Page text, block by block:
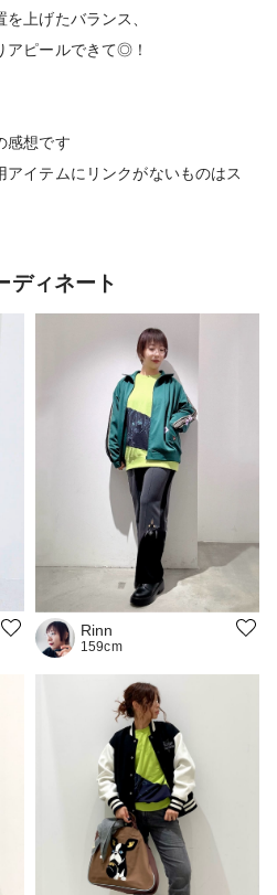
上げたバランス、
アピールできて◎！
感想です
イテムにリンクがないものはス
ディネート
Rinn
159cm